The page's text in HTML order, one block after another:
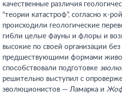
качественные различия
“теории катастроф”, согласно к-
происходили геологические
гибли целые фауны и флоры и
высокие по своей организации
предшествующими формами
способствовали подготовке
решительно выступил с
эволюционистов — Ламарка и